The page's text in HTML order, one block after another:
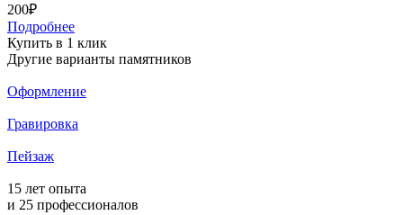
200₽
Подробнее
Купить в 1 клик
Другие варианты памятников
Оформление
Гравировка
Пейзаж
15 лет опыта
и 25 профессионалов